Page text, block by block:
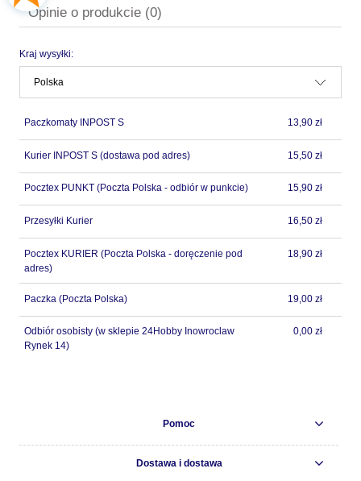
Opinie o produkcie (0)
Kraj wysyłki:
Paczkomaty INPOST S 13,90 zł
Kurier INPOST S (dostawa pod adres) 15,50 zł
Pocztex PUNKT (Poczta Polska - odbiór w punkcie) 15,90 zł
Przesyłki Kurier 16,50 zł
Pocztex KURIER (Poczta Polska - doręczenie pod
adres)
18,90 zł
Paczka (Poczta Polska) 19,00 zł
Odbiór osobisty (w sklepie 24Hobby Inowroclaw
Rynek 14)
0,00 zł
Pomoc
Dostawa i dostawa